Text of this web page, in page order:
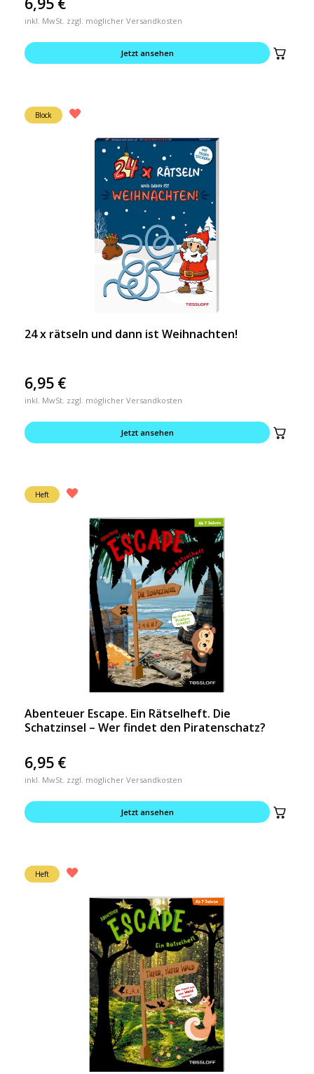
inkl. MwSt. zzgl. möglicher Versandkosten
Jetzt ansehen
Block
24 x rätseln und dann ist Weihnachten!
6,95 €
inkl. MwSt. zzgl. möglicher Versandkosten
Jetzt ansehen
Heft
Abenteuer Escape. Ein Rätselheft. Die
Schatzinsel – Wer findet den Piratenschatz?
6,95 €
inkl. MwSt. zzgl. möglicher Versandkosten
Jetzt ansehen
Heft